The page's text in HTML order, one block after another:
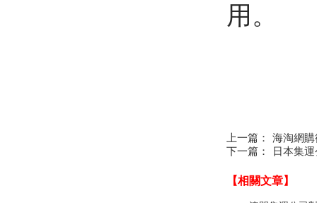
用。
上一篇：
海淘網
下一篇：
日本集
【相關文章】